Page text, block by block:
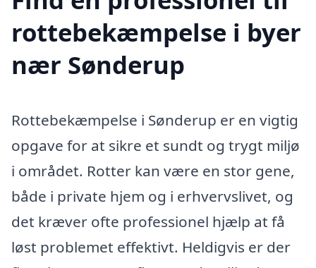
rottebekæmpelse i byer
nær Sønderup
Rottebekæmpelse i Sønderup er en vigtig
opgave for at sikre et sundt og trygt miljø
i området. Rotter kan være en stor gene,
både i private hjem og i erhvervslivet, og
det kræver ofte professionel hjælp at få
løst problemet effektivt. Heldigvis er der